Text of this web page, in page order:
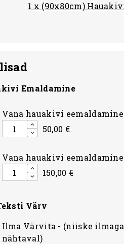
1 x (90x80cm)
Emaldamine
Vana hauakivi
50,00 €
Vana hauakivi eemaldamine
150,00 €
Värv
Ilma Värvita - (niiske
nähtaval)